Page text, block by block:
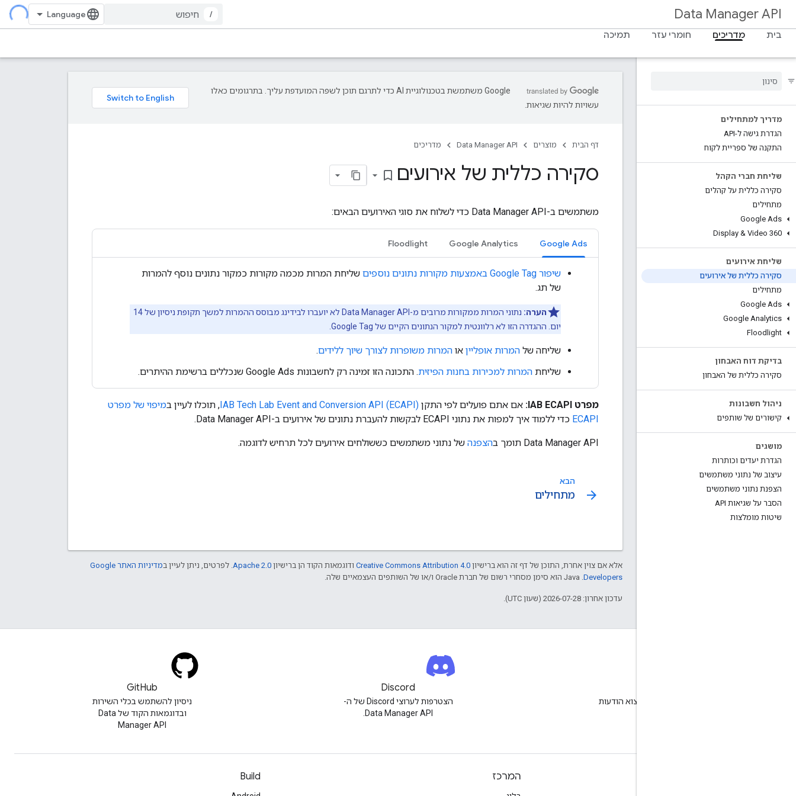
Data Manager API
/
בית
מדריכים חומרי עזר תמיכה
מדריך למתחילים
הגדרת גישה ל-API
התקנה של ספריית לקוח
שליחת חברי הקהל
סקירה כללית על קהלים
מתחילים
Google Ads
Display & Video 360
שליחת אירועים
סקירה כללית של אירועים
מתחילים
Google Ads
Google Analytics
Floodlight
בדיקת דוח האבחון
סקירה כללית של האבחון
ניהול חשבונות
קישורים של שותפים
מושגים
הגדרת יעדים וכותרות
עיצוב של נתוני משתמשים
הצפנת נתוני משתמשים
הסבר על שגיאות API
שיטות מומלצות
‫Google משתמשת בטכנולוגיית AI כדי לתרגם תוכן לשפה המועדפת עליך. בתרגומים כאלו
עשויות להיות שגיאות.
דף הבית מוצרים Data Manager API מדריכים
סקירה כללית של אירועים bookmark_border
משתמשים ב-Data Manager API כדי לשלוח את סוגי האירועים הבאים:
Google Ads
Google Analytics
Floodlight
שיפור Google Tag באמצעות מקורות נתונים נוספים
שליחת המרות מכמה מקורות כמקור נתונים נוסף להמרות
של תג.
הערה:
נתוני המרות ממקורות מרובים מ-Data Manager API לא יועברו לבידינג מבוסס ההמרות למשך תקופת ניסיון של 14
יום. ההגדרה הזו לא רלוונטית למקור הנתונים הקיים של Google Tag.
שליחה של המרות אופליין או המרות משופרות לצורך שיוך ללידים.
שליחת המרות למכירות בחנות הפיזית. התכונה הזו זמינה רק לחשבונות Google Ads שנכללים ברשימת ההיתרים.
מפרט IAB ECAPI: אם אתם פועלים לפי התקן IAB Tech Lab Event and Conversion API (ECAPI), תוכלו לעיין במיפוי של מפרט
ECAPI כדי ללמוד איך למפות את נתוני ECAPI לבקשות להעברת נתונים של אירועים ב-Data Manager API.
‫Data Manager API תומך ב הצפנה של נתוני משתמשים כששולחים אירועים לכל תרחיש לדוגמה.
הבא
מתחילים arrow_forward
אלא אם צוין אחרת, התוכן של דף זה הוא ברישיון Creative Commons Attribution 4.0 ודוגמאות הקוד הן ברישיון Apache 2.0 . לפרטים, ניתן לעיין ב
מדיניות האתר Google
Developers‏
עדכון אחרון: 2026-07-28 (שעון UTC).
בבלוג שלנו תוכלו למצוא הודעות
Discord
הצטרפות לערוצי Discord של ה-
Data Manager API.
GitHub
ניסיון להשתמש בכלי השירות
ובדוגמאות הקוד של Data
Manager API
המרכז Build